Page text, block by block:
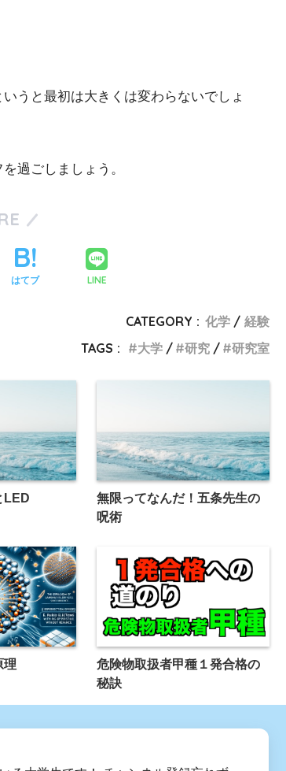
うと最初は大きくは変わらないでしょ
過ごしましょう。
はてブ LINE
CATEGORY : 化学
経験
TAGS :
大学 研究 研究室
LED
無限ってなんだ！五条先生の
呪術
理
危険物取扱者甲種１発合格の
秘訣